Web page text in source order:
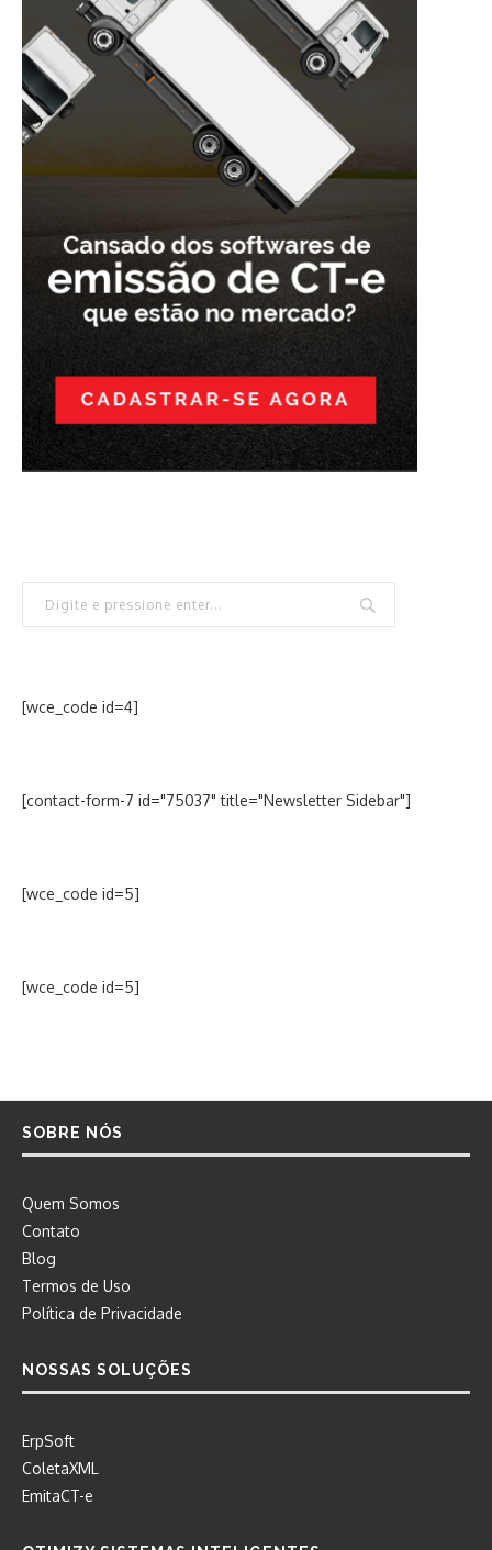
[wce_code id=4]
[contact-form-7 id="75037" title="Newsletter Sidebar"]
[wce_code id=5]
[wce_code id=5]
SOBRE NÓS
Quem Somos
Contato
Blog
Termos de Uso
Política de Privacidade
NOSSAS SOLUÇÕES
ErpSoft
ColetaXML
EmitaCT-e